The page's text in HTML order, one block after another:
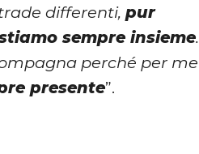
differenti,pur
sempre insieme.
perché per me
presente”.